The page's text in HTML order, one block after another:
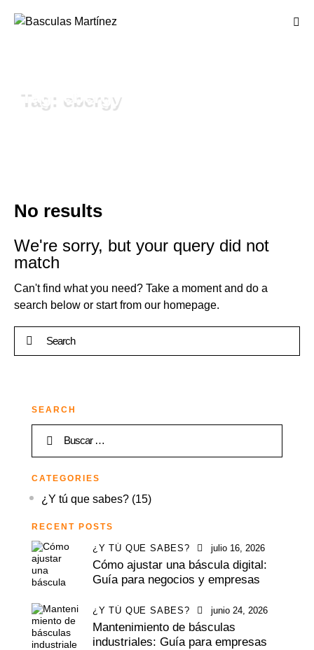
Tag: ebergy
No results
We're sorry, but your query did not
match
Can't find what you need? Take a moment and do a
search below or start from our homepage.
SEARCH
CATEGORIES
¿Y tú que sabes? (15)
RECENT POSTS
¿Y TÚ QUE SABES? julio 16, 2026
Cómo ajustar una báscula digital:
Guía para negocios y empresas
¿Y TÚ QUE SABES? junio 24, 2026
Mantenimiento de básculas
industriales: Guía para empresas